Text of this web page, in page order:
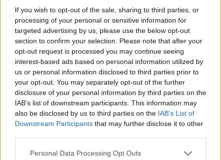
If you wish to opt-out of the sale, sharing to third parties, or
processing of your personal or sensitive information for
targeted advertising by us, please use the below opt-out
section to confirm your selection. Please note that after your
opt-out request is processed you may continue seeing
interest-based ads based on personal information utilized by
us or personal information disclosed to third parties prior to
your opt-out. You may separately opt-out of the further
disclosure of your personal information by third parties on the
IAB’s list of downstream participants. This information may
also be disclosed by us to third parties on the IAB’s List of
Downstream Participants that may further disclose it to other
Please note that this website/app uses one or more Google
Personal Data Processing Opt Outs
qui mettent l’accent sur les accords sectoriels. Le
durcissement des règles d’assurance-chômage, annoncé
en février par le premier ministre Gabriel Attal, suit la
même logique.